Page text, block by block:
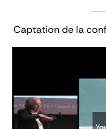
Captation de la